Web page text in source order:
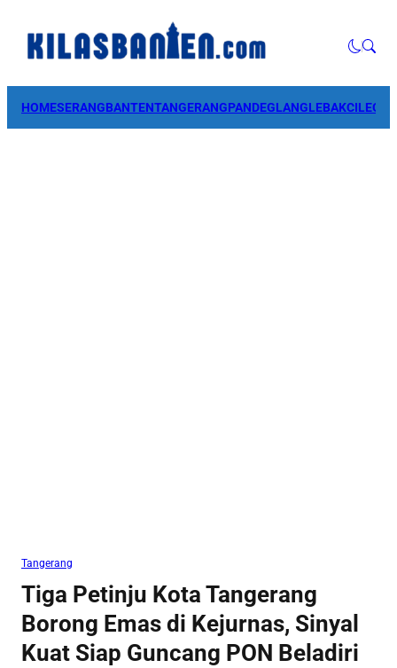
HOMESERANGBANTENTANGERANGPANDEGLANGLEBAK
Tangerang
Tiga Petinju Kota Tangerang
Borong Emas di Kejurnas, Sinyal
Kuat Siap Guncang PON Beladiri